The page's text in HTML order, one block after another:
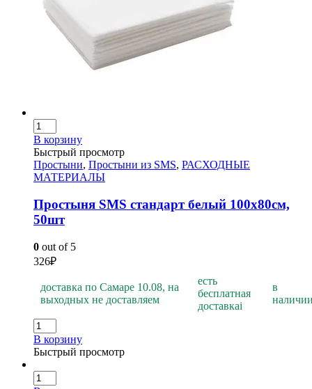
В корзину
Быстрый просмотр
Простыни, Простыни из SMS, РАСХОДНЫЕ
МАТЕРИАЛЫ
Простыня SMS стандарт белый 100х80см,
50шт
0 out of 5
326₽
доставка по Самаре 10.08, на
выходных не доставляем
есть
бесплатная
доставкаi
в
В корзину
Быстрый просмотр